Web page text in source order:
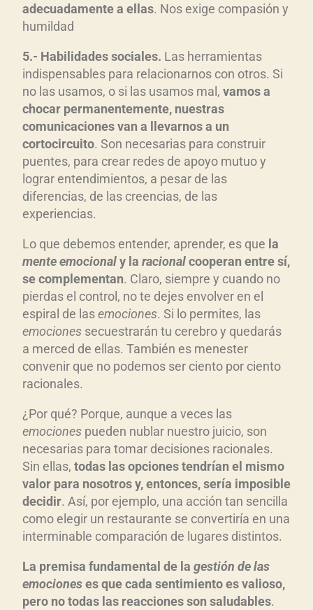
adecuadamente a ellas. Nos exige compasión y
humildad
5.- Habilidades sociales. Las herramientas
indispensables para relacionarnos con otros. Si
no las usamos, o si las usamos mal, vamos a
chocar permanentemente, nuestras
comunicaciones van a llevarnos a un
cortocircuito. Son necesarias para construir
puentes, para crear redes de apoyo mutuo y
lograr entendimientos, a pesar de las
diferencias, de las creencias, de las
experiencias.
Lo que debemos entender, aprender, es que a
mente emocionaly la racionalcooperan entre sí,
se complementan. Claro, siempre y cuando no
pierdas el control, no te dejes envolver en el
espiral de lasemociones. Si lo permites, las
emociones secuestrarán tu cerebro y quedarás
a merced de ellas. También es menester
convenir que no podemos ser ciento por ciento
racionales.
¿Por qué? Porque, aunque a veces las
emociones pueden nublar nuestro juicio, son
necesarias para tomar decisiones racionales.
Sin ellas, todas las opciones tendrían el mismo
valor para nosotros y, entonces, sería imposible
decidir. Así, por ejemplo, una acción tan sencilla
como elegir un restaurante se convertiría en una
interminable comparación de lugares distintos.
La premisa fundamental de la gestión de las
emocioneses que cada sentimiento es valioso,
pero no todas las reacciones son saludables.